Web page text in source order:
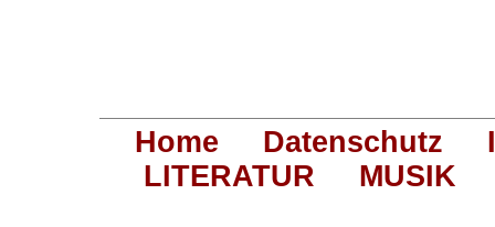
Home Datenschutz
LITERATUR
MUSIK